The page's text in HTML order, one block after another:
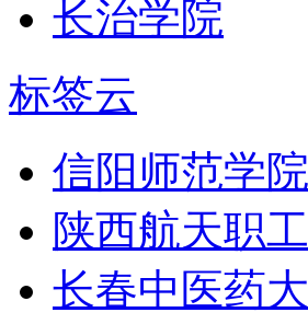
长治学院
标签云
信阳师范学院
陕西航天职
长春中医药